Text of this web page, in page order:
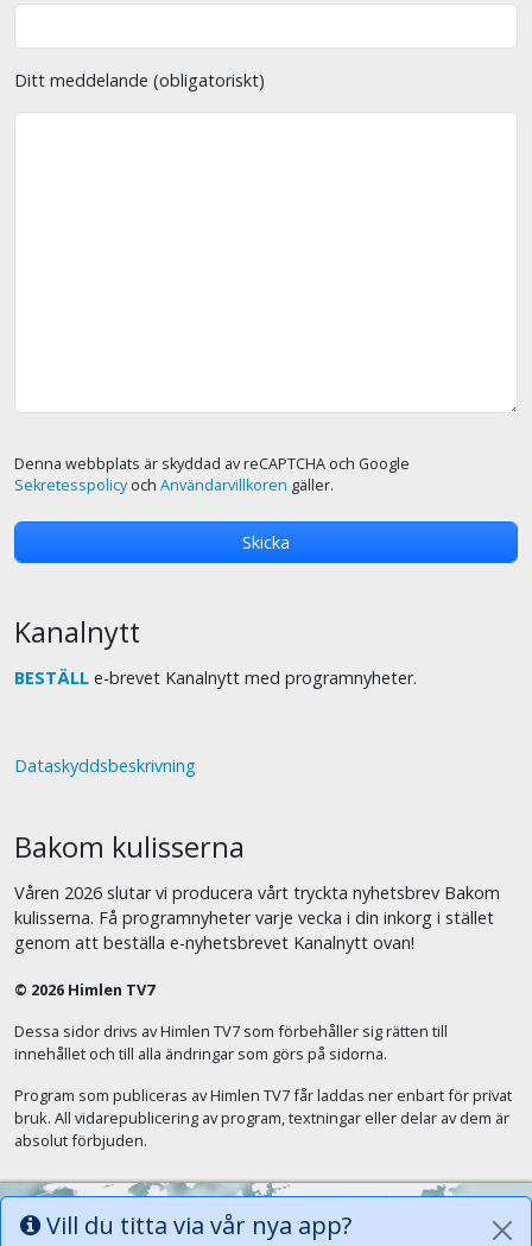
Ditt meddelande (obligatoriskt)
Denna webbplats är skyddad av reCAPTCHA och Google
Sekretesspolicyoch Användarvillkoren gäller.
Kanalnytt
BESTÄLL e-brevet Kanalnytt med programnyheter.
Dataskyddsbeskrivning
Bakom kulisserna
Våren 2026 slutar vi producera vårt tryckta nyhetsbrev Bakom
kulisserna. Få programnyheter varje vecka i din inkorg i stället
genom att beställa e-nyhetsbrevet Kanalnytt ovan!
Vill du titta via vår nya app?
© 2026 Himlen TV7
Dessa sidor drivs av Himlen TV7 som förbehåller sig rätten till
innehållet och till alla ändringar som görs på sidorna.
Program som publiceras av Himlen TV7 får laddas ner enbart för privat
bruk. All vidarepublicering av program, textningar eller delar av dem är
absolut förbjuden.